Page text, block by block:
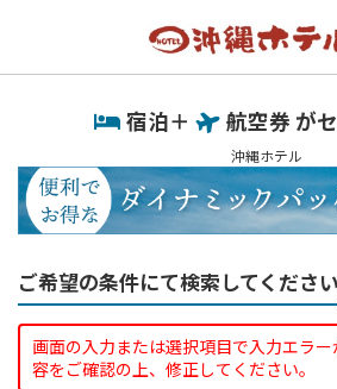
宿泊＋ 航空券 が
沖縄ホテル
ご希望の条件にて検索してください
画面の入力または選択項目で入力エラ
容をご確認の上、修正してください。